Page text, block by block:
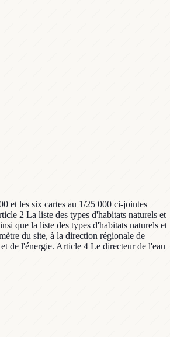
et les six cartes au 1/25 000 ci-jointes
2 La liste des types d'habitats naturels et
que la liste des types d'habitats naturels et
du site, à la direction régionale de
de l'énergie. Article 4 Le directeur de l'eau